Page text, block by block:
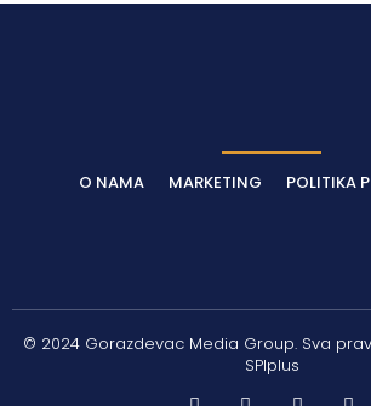
O NAMA MARKETING POLITIKA
© 2024 Gorazdevac Media Group. Sva
SPIplus